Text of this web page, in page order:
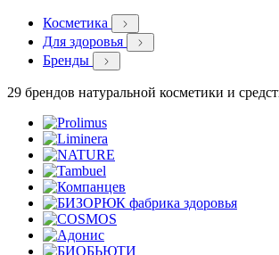
Косметика
Для здоровья
Бренды
29 брендов натуральной косметики и